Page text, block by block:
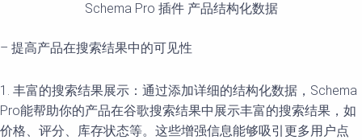
Schema Pro 插件 产品结构化数据
– 提高产品在搜索结果中的可见性
1. 丰富的搜索结果展示：通过添加详细的结构化数据，Schema
Pro能帮助你的产品在谷歌搜索结果中展示丰富的搜索结果，如
价格、评分、库存状态等。这些增强信息能够吸引更多用户点